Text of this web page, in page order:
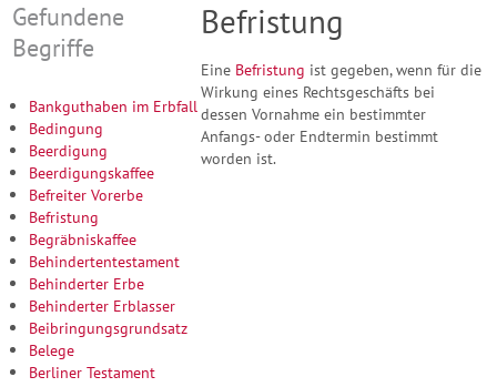
Gefundene
Begriffe
Bankguthaben im Erbfall
Bedingung
Beerdigung
Beerdigungskaffee
Befreiter Vorerbe
Befristung
Begräbniskaffee
Behindertentestament
Behinderter Erbe
Behinderter Erblasser
Beibringungsgrundsatz
Belege
Berliner Testament
Befristung
Eine Befristung ist gegeben, wenn für die
Wirkung eines Rechtsgeschäfts bei
dessen Vornahme ein bestimmter
Anfangs- oder Endtermin bestimmt
worden ist.